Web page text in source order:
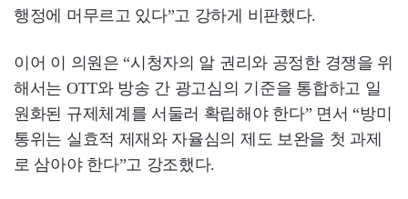
행정에 머무르고 있다”고 강하게 비판했다.
이어 이 의원은 “시청자의 알 권리와 공정한 경쟁을 위
해서는 OTT와 방송 간 광고심의 기준을 통합하고 일
원화된 규제체계를 서둘러 확립해야 한다” 면서 “방미
통위는 실효적 제재와 자율심의 제도 보완을 첫 과제
로 삼아야 한다”고 강조했다.